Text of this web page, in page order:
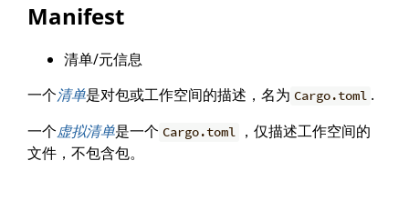
Manifest
清单/元信息
一个清单是对包或工作空间的描述，名为 Cargo.toml .
一个虚拟清单是一个 Cargo.toml
，仅描述工作空间的
文件，不包含包。